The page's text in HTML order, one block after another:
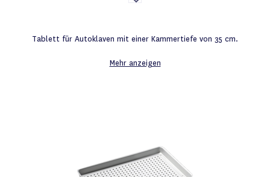
die
Tablett für Autoklaven mit einer Kammertiefe von 35 cm.
Mehr anzeigen